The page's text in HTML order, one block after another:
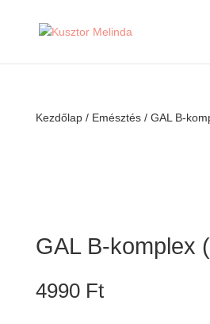
Kezdőlap/ Emésztés/ GAL B-
GAL B-komplex
4990 Ft